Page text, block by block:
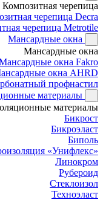
Композитная черепица
черепица Decra
черепица Metrotile
Мансардные окна
Мансардные окна
окна Fakro
окна AHRD
профнастил
материалы
материалы
Бикрост
Бикроэласт
Биполь
«Унифлекс»
Линокром
Рубероид
Стеклоизол
Техноэласт